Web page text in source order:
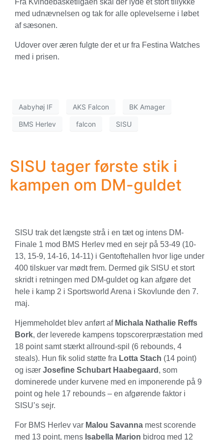
Fra Kvindebasketligaen skal der lyde et stort tillykke
med udnævnelsen og tak for alle oplevelserne i løbet
af sæsonen.
Udover over æren fulgte der et ur fra Festina Watches
med i prisen.
Aabyhøj IF AKS Falcon BK Amager
BMS Herlev falcon SISU
SISU tager første stik i
kampen om DM-guldet
SISU trak det længste strå i en tæt og intens DM-
Finale 1 mod BMS Herlev med en sejr på 53-49 (10-
13, 15-9, 14-16, 14-11) i Gentoftehallen hvor lige under
400 tilskuer var mødt frem. Dermed gik SISU et stort
skridt i retningen med DM-guldet og kan afgøre det
hele i kamp 2 i Sportsworld Arena i Skovlunde den 7.
maj.
Hjemmeholdet blev anført af Michala Nathalie Reffs
Bork, der leverede kampens topscorerpræstation med
18 point samt stærkt allround-spil (6 rebounds, 4
steals). Hun fik solid støtte fra Lotta Stach (14 point)
og især Josefine Schubart Haabegaard , som
dominerede under kurvene med en imponerende på 9
point og hele 17 rebounds – en afgørende faktor i
SISU’s sejr.
For BMS Herlev var Malou Savanna mest scorende
med 13 point, mens Isabella Marion bidrog med 12